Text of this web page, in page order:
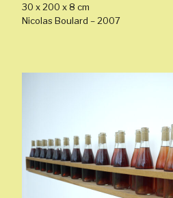
30 x 200 x 8 cm
Nicolas Boulard – 2007